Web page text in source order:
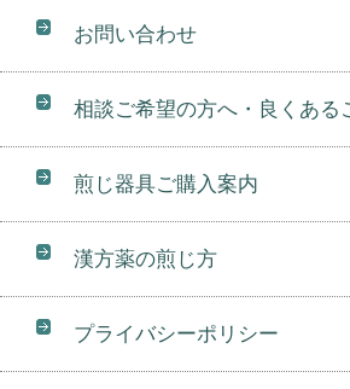
お問い合わせ
相談ご希望の方へ・良くある
煎じ器具ご購入案内
漢方薬の煎じ方
プライバシーポリシー